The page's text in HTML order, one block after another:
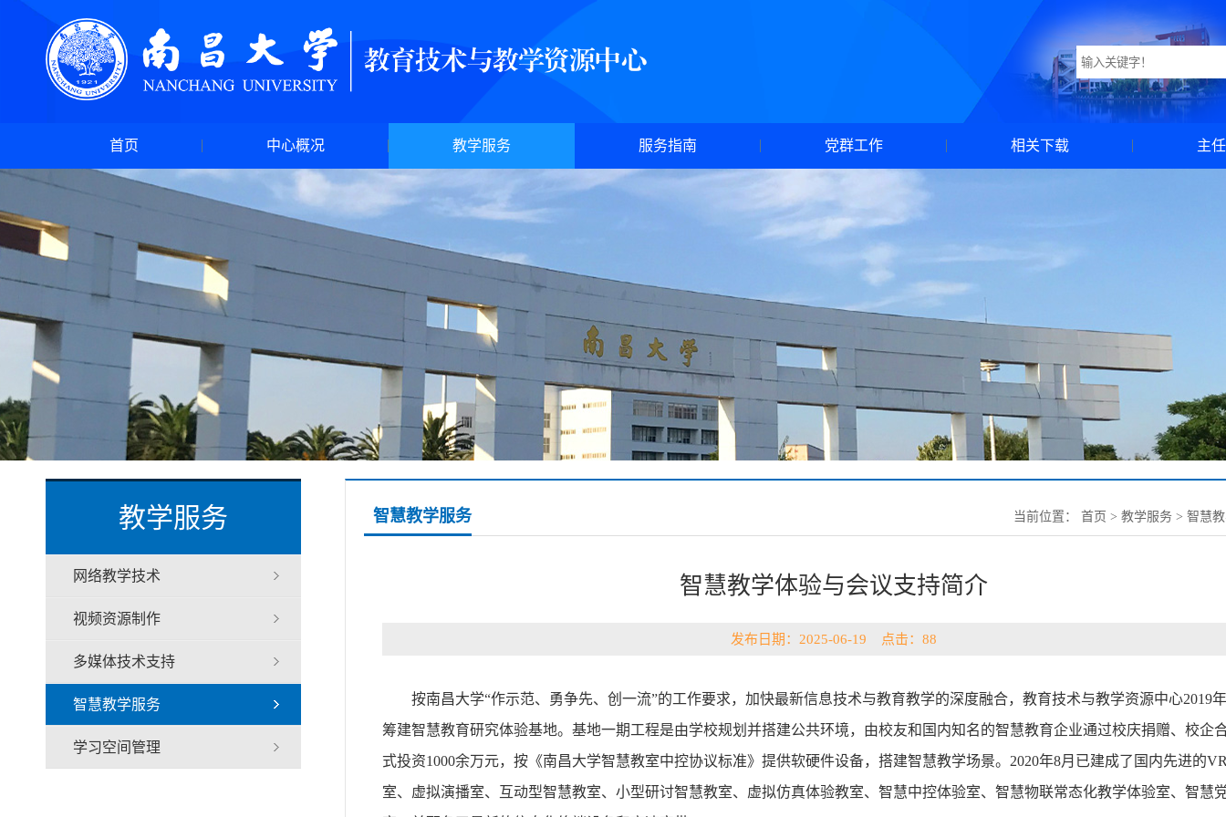
首页 中心概况 教学服务 服务指南 党群工作 相关下载 主
教学服务
网络教学技术
视频资源制作
多媒体技术支持
智慧教学服务
学习空间管理
智慧教学服务 当前位置： 首页 > 教学服务 > 智慧
智慧教学体验与会议支持简介
发布日期：2025-06-19 点击： 88
按南昌大学“作示范、勇争先、创一流”的工作要求，加快最新信息技术与教育教学的深度融合，教育技术与教学资源中心2019
筹建智慧教育研究体验基地。基地一期工程是由学校规划并搭建公共环境，由校友和国内知名的智慧教育企业通过校庆捐赠、校企
式投资1000余万元，按《南昌大学智慧教室中控协议标准》提供软硬件设备，搭建智慧教学场景。2020年8月已建成了国内先进的
室、虚拟演播室、互动型智慧教室、小型研讨智慧教室、虚拟仿真体验教室、智慧中控体验室、智慧物联常态化教学体验室、智慧